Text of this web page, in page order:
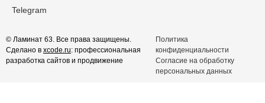
Telegram
© Ламинат 63. Все права защищены.
Сделано в xcode.ru: профессиональная
разработка сайтов и продвижение
Политика
конфиденциальности
Согласие на обработку
персональных данных